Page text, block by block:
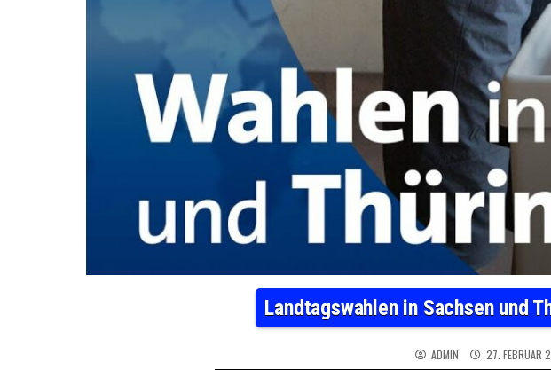
Landtagswahlen in Sachsen und
ADMIN 27. FEBRUAR